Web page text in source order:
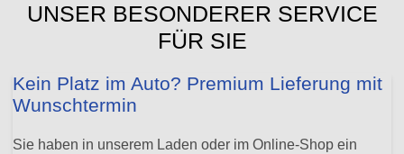
UNSER BESONDERER SERVICE
FÜR SIE
Kein Platz im Auto? Premium Lieferung mit
Wunschtermin
Sie haben in unserem Laden oder im Online-Shop ein